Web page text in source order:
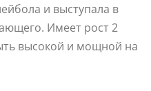
и выступала в
Имеет рост 2
высокой и мощной на